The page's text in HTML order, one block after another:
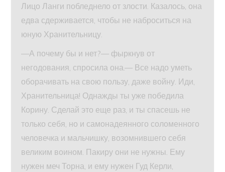
Лицо Ланги побледнело от злости. Казалось, она
едва сдерживается, чтобы не наброситься на
юную Хранительницу.
—А почему бы и нет?— фыркнув от
негодования, спросила она.— Все надо уметь
оборачивать на свою пользу, даже войну. Иди,
Хранительница! Однажды ты уже победила
Корину. Сделай это еще раз, и ты спасешь не
только себя, но и самонадеянного соломенного
человечка и мальчишку, возомнившего себя
великим воином. Пакиру они не нужны. Ему
нужен меч Торна, и ему нужен Гуд Керли,